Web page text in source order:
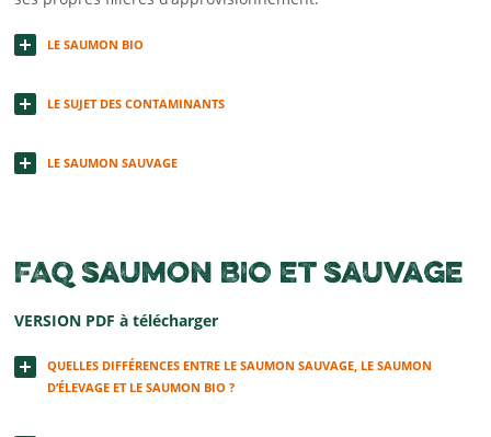
LE SAUMON BIO
LE SUJET DES CONTAMINANTS
LE SAUMON SAUVAGE
FAQ saumon BIO et sauvage
VERSION PDF à télécharger
QUELLES DIFFÉRENCES ENTRE LE SAUMON SAUVAGE, LE SAUMON
D’ÉLEVAGE ET LE SAUMON BIO ?